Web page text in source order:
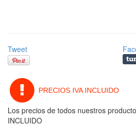
Tweet
PRECIOS IVA INCLUIDO
Los precios de todos nuestros
INCLUIDO